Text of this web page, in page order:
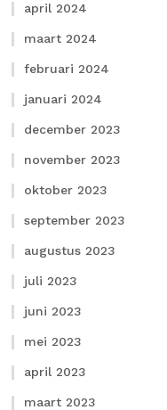
april 2024
maart 2024
februari 2024
januari 2024
december 2023
november 2023
oktober 2023
september 2023
augustus 2023
juli 2023
juni 2023
mei 2023
april 2023
maart 2023